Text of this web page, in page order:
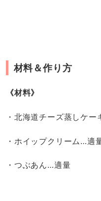
材料＆作り方
《材料》
・北海道チーズ蒸しケー
・ホイップクリーム…適
・つぶあん…適量